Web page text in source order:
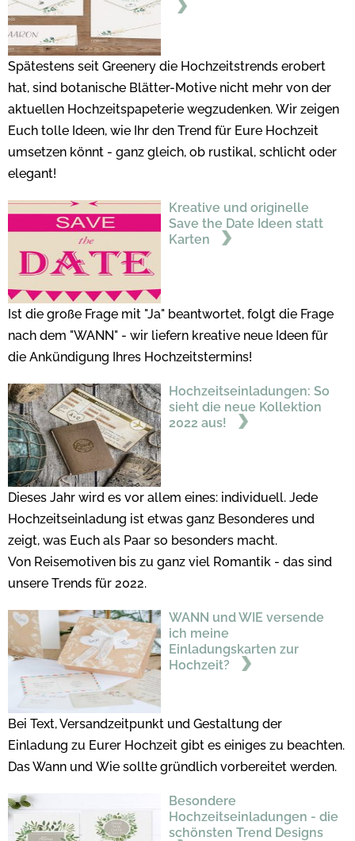
Spätestens seit Greenery die Hochzeitstrends erobert
hat, sind botanische Blätter-Motive nicht mehr von der
aktuellen Hochzeitspapeterie wegzudenken. Wir zeigen
Euch tolle Ideen, wie Ihr den Trend für Eure Hochzeit
umsetzen könnt - ganz gleich, ob rustikal, schlicht oder
elegant!
Kreative und originelle
Save the Date Ideen statt
Karten
Ist die große Frage mit "Ja" beantwortet, folgt die Frage
nach dem "WANN" - wir liefern kreative neue Ideen für
die Ankündigung Ihres Hochzeitstermins!
Hochzeitseinladungen: So
sieht die neue Kollektion
2022 aus!
Dieses Jahr wird es vor allem eines: individuell. Jede
Hochzeitseinladung ist etwas ganz Besonderes und
zeigt, was Euch als Paar so besonders macht.
Von Reisemotiven bis zu ganz viel Romantik - das sind
unsere Trends für 2022.
WANN und WIE versende
ich meine
Einladungskarten zur
Hochzeit?
Bei Text, Versandzeitpunkt und Gestaltung der
Einladung zu Eurer Hochzeit gibt es einiges zu beachten.
Das Wann und Wie sollte gründlich vorbereitet werden.
Besondere
Hochzeitseinladungen - die
schönsten Trend Designs